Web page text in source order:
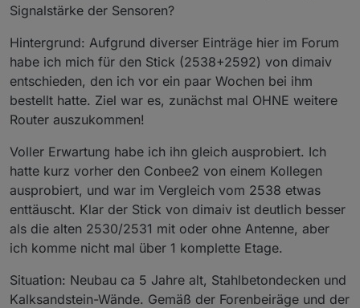
Signalstärke der Sensoren?
Hintergrund: Aufgrund diverser Einträge hier im Forum
habe ich mich für den Stick (2538+2592) von dimaiv
entschieden, den ich vor ein paar Wochen bei ihm
bestellt hatte. Ziel war es, zunächst mal OHNE weitere
Router auszukommen!
Voller Erwartung habe ich ihn gleich ausprobiert. Ich
hatte kurz vorher den Conbee2 von einem Kollegen
ausprobiert, und war im Vergleich vom 2538 etwas
enttäuscht. Klar der Stick von dimaiv ist deutlich besser
als die alten 2530/2531 mit oder ohne Antenne, aber
ich komme nicht mal über 1 komplette Etage.
Situation: Neubau ca 5 Jahre alt, Stahlbetondecken und
Kalksandstein-Wände. Gemäß der Forenbeiräge und der